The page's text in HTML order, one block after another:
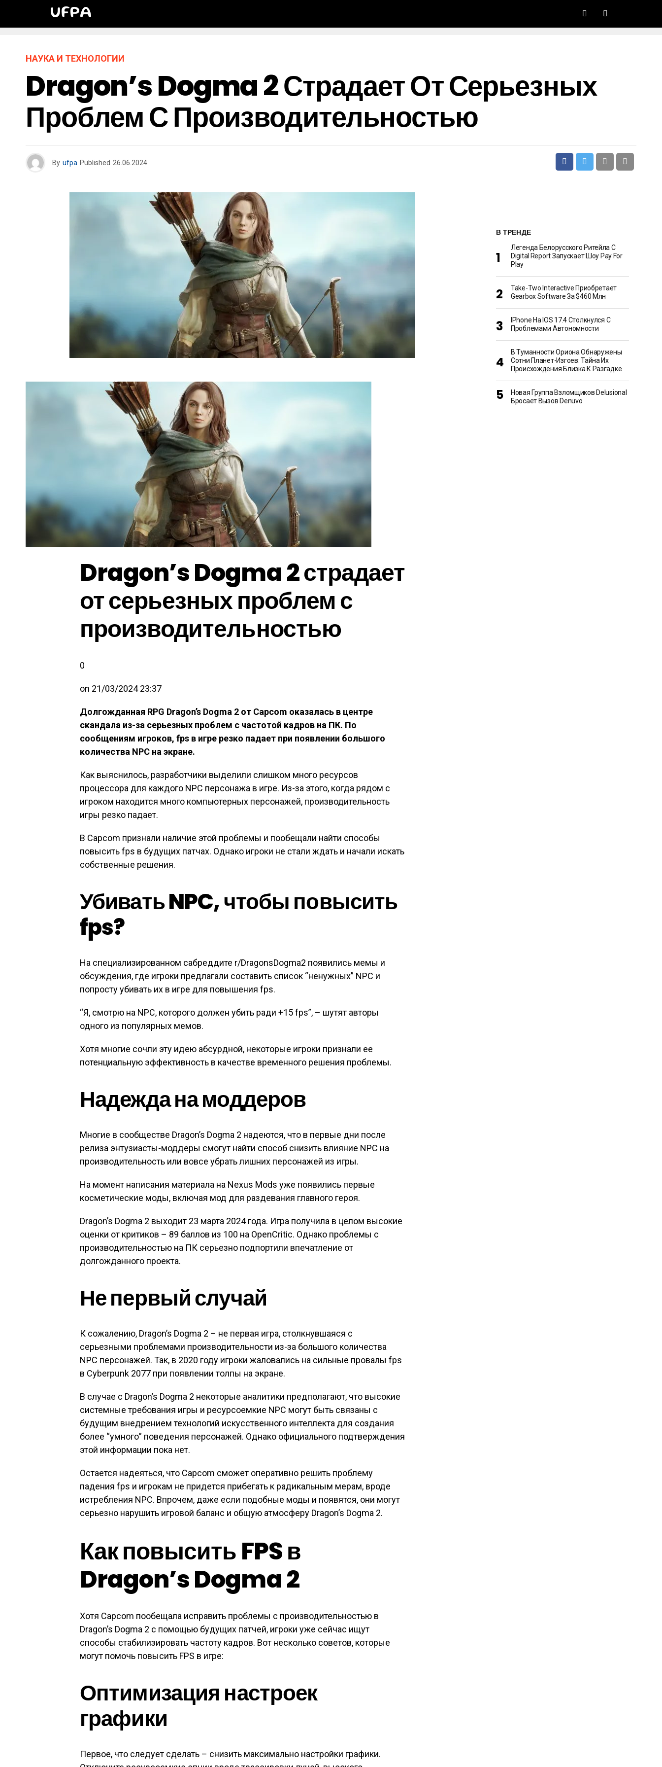
UFPA
НАУКА И ТЕХНОЛОГИИ
Dragon’s Dogma 2 Страдает От Серьезных
Проблем С Производительностью
By ufpa Published 26.06.2024
Dragon’s Dogma 2 страдает
от серьезных проблем с
производительностью
0
on 21/03/2024 23:37
Долгожданная RPG Dragon’s Dogma 2 от Capcom оказалась в центре
скандала из-за серьезных проблем с частотой кадров на ПК. По
сообщениям игроков, fps в игре резко падает при появлении большого
количества NPC на экране.
Как выяснилось, разработчики выделили слишком много ресурсов
процессора для каждого NPC персонажа в игре. Из-за этого, когда рядом с
игроком находится много компьютерных персонажей, производительность
игры резко падает.
В Capcom признали наличие этой проблемы и пообещали найти способы
повысить fps в будущих патчах. Однако игроки не стали ждать и начали искать
собственные решения.
Убивать NPC, чтобы повысить
fps?
На специализированном сабреддите r/DragonsDogma2 появились мемы и
обсуждения, где игроки предлагали составить список “ненужных” NPC и
попросту убивать их в игре для повышения fps.
“Я, смотрю на NPC, которого должен убить ради +15 fps”, – шутят авторы
одного из популярных мемов.
Хотя многие сочли эту идею абсурдной, некоторые игроки признали ее
потенциальную эффективность в качестве временного решения проблемы.
Надежда на моддеров
Многие в сообществе Dragon’s Dogma 2 надеются, что в первые дни после
релиза энтузиасты-моддеры смогут найти способ снизить влияние NPC на
производительность или вовсе убрать лишних персонажей из игры.
На момент написания материала на Nexus Mods уже появились первые
косметические моды, включая мод для раздевания главного героя.
Dragon’s Dogma 2 выходит 23 марта 2024 года. Игра получила в целом высокие
оценки от критиков – 89 баллов из 100 на OpenCritic. Однако проблемы с
производительностью на ПК серьезно подпортили впечатление от
долгожданного проекта.
Не первый случай
К сожалению, Dragon’s Dogma 2 – не первая игра, столкнувшаяся с
серьезными проблемами производительности из-за большого количества
NPC персонажей. Так, в 2020 году игроки жаловались на сильные провалы fps
в Cyberpunk 2077 при появлении толпы на экране.
В случае с Dragon’s Dogma 2 некоторые аналитики предполагают, что высокие
системные требования игры и ресурсоемкие NPC могут быть связаны с
будущим внедрением технологий искусственного интеллекта для создания
более “умного” поведения персонажей. Однако официального подтверждения
этой информации пока нет.
Остается надеяться, что Capcom сможет оперативно решить проблему
падения fps и игрокам не придется прибегать к радикальным мерам, вроде
истребления NPC. Впрочем, даже если подобные моды и появятся, они могут
серьезно нарушить игровой баланс и общую атмосферу Dragon’s Dogma 2.
Как повысить FPS в
Dragon’s Dogma 2
Хотя Capcom пообещала исправить проблемы с производительностью в
Dragon’s Dogma 2 с помощью будущих патчей, игроки уже сейчас ищут
способы стабилизировать частоту кадров. Вот несколько советов, которые
могут помочь повысить FPS в игре:
Оптимизация настроек
графики
Первое, что следует сделать – снизить максимально настройки графики.
В ТРЕНДЕ
Легенда Белорусского Ритейла C
Digital Report Запускает Шоу Pay For
Play
Take-Two Interactive Приобретает
Gearbox Software За $460 Млн
IPhone На IOS 17.4 Столкнулся С
Проблемами Автономности
В Туманности Ориона Обнаружены
Сотни Планет-Изгоев: Тайна Их
Происхождения Близка К Разгадке
Новая Группа Взломщиков Delusional
Бросает Вызов Denuvo